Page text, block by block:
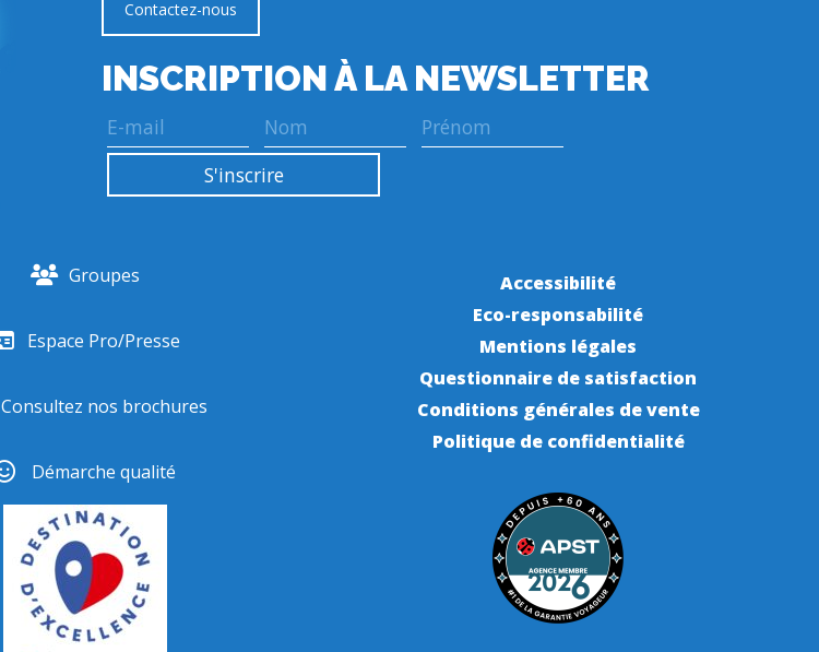
Contactez-nous
INSCRIPTION À LA NEWSLETTER
Groupes
Espace Pro/Presse
Consultez nos brochures
Démarche qualité
Accessibilité
Eco-responsabilité
Mentions légales
Questionnaire de satisfaction
Conditions générales de vente
Politique de confidentialité